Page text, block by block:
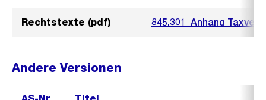
Rechtstexte (pdf) 845.301_Anhang
Andere Versionen